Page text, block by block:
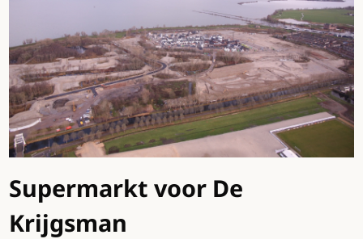
Supermarkt voor De
Krijgsman